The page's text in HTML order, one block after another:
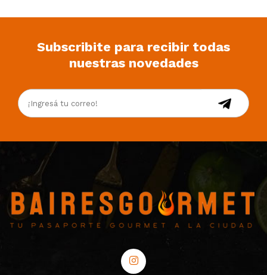
Subscribite para recibir todas
nuestras novedades